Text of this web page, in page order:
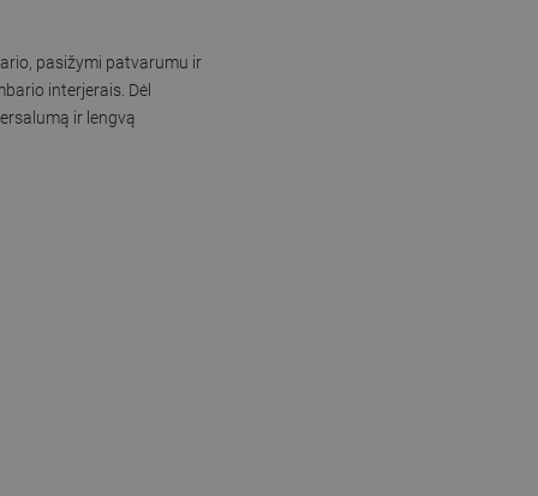
pasižymi patvarumu ir
interjerais. Dėl
ir lengvą